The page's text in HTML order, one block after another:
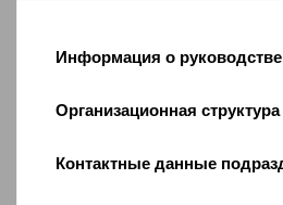
Информация о руководстве
Организационная структура
Контактные данные